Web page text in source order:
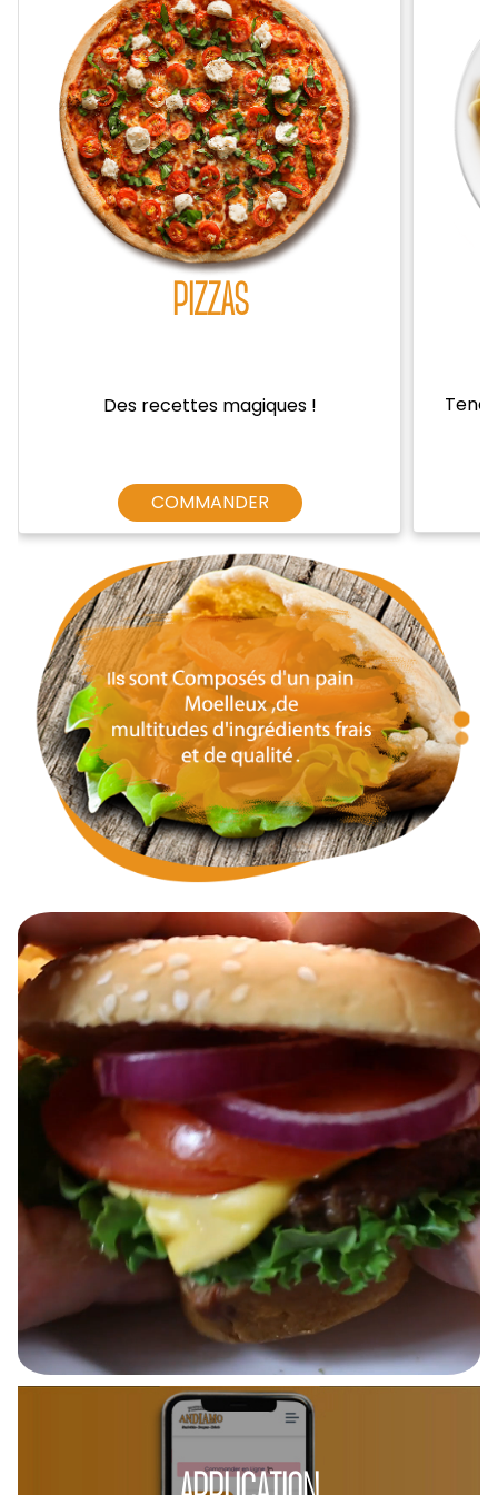
Zones de Livraison
PIZZAS
Des recettes magiques !
COMMANDER